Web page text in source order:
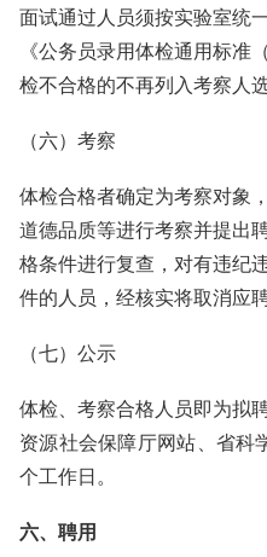
面试通过人员须按实验室统
《公务员录用体检通用标准
检不合格的不再列入考察人选
（六）考察
体检合格者确定为考察对象
道德品质等进行考察并提出
格条件进行复查，对有违纪
件的人员，经核实将取消应聘
（七）公示
体检、考察合格人员即为拟
资源社会保障厅网站、省科
个工作日。
六、聘用